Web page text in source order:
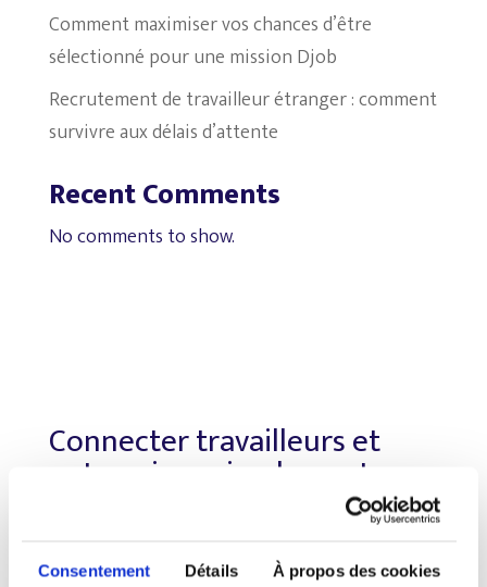
Consentement Détails À propos des cookies
Comment maximiser vos chances d’être
sélectionné pour une mission Djob
Recrutement de travailleur étranger : comment
survivre aux délais d’attente
Recent Comments
No comments to show.
Connecter travailleurs et
entreprises, simplement.
Téléphone